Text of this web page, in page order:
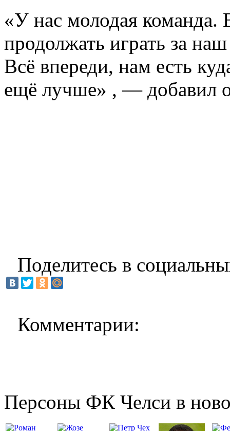
«У нас молодая
продолжать играть за
Всё впереди, нам есть
ещё лучше» , — добавил
Поделитесь в
Комментарии:
Персоны ФК Челси в